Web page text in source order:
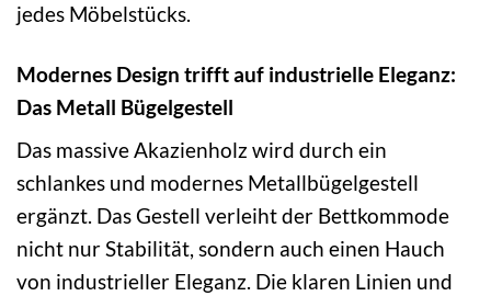
jedes Möbelstücks.
Modernes Design trifft auf industrielle Eleganz:
Das Metall Bügelgestell
Das massive Akazienholz wird durch ein
schlankes und modernes Metallbügelgestell
ergänzt. Das Gestell verleiht der Bettkommode
nicht nur Stabilität, sondern auch einen Hauch
von industrieller Eleganz. Die klaren Linien und